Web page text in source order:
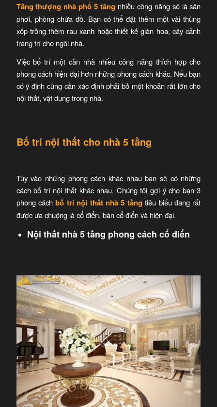
Tầng thượng nhà phố 5 tầng nhiều công năng sẽ là sân
phơi, phòng chứa đồ. Bạn có thể đặt thêm một vài thùng
xốp trồng thêm rau xanh hoặc thiết kế giàn hoa, cây cảnh
trang trí cho ngôi nhà.
Việc bố trí một căn nhà nhiều công năng thích hợp cho
phong cách hiện đại hơn những phong cách khác. Nếu bạn
có ý định cũng cần xác định phải bỏ một khoản rất lớn cho
nội thất, vật dụng trong nhà.
Bố trí nội thất cho nhà 5 tầng
Tùy vào những phong cách khác nhau bạn sẽ có những
cách bố trí nội thất khác nhau. Chúng tôi gợi ý cho bạn 3
phong cáchbố trí nội thất nhà 5 tầng tiêu biểu đang rất
được ưa chuộng là cổ điển, bán cổ điển và hiện đại.
Nội thất nhà 5 tầng phong cách cổ điển